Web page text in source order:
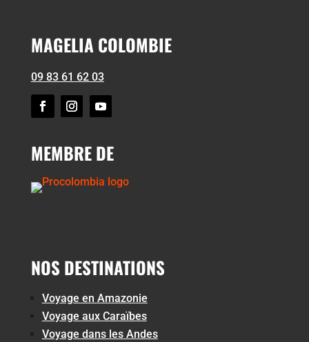
MAGELIA COLOMBIE
09 83 61 62 03
MEMBRE DE
NOS DESTINATIONS
Voyage en Amazonie
Voyage aux Caraïbes
Voyage dans les Andes